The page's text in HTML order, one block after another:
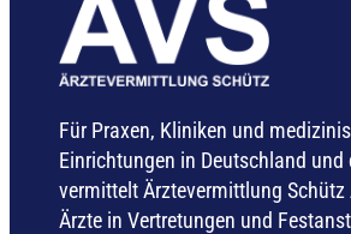
Für Praxen, Kliniken und
Einrichtungen in Deutschland und
vermittelt Ärztevermittlung Schütz
Ärzte in Vertretungen und